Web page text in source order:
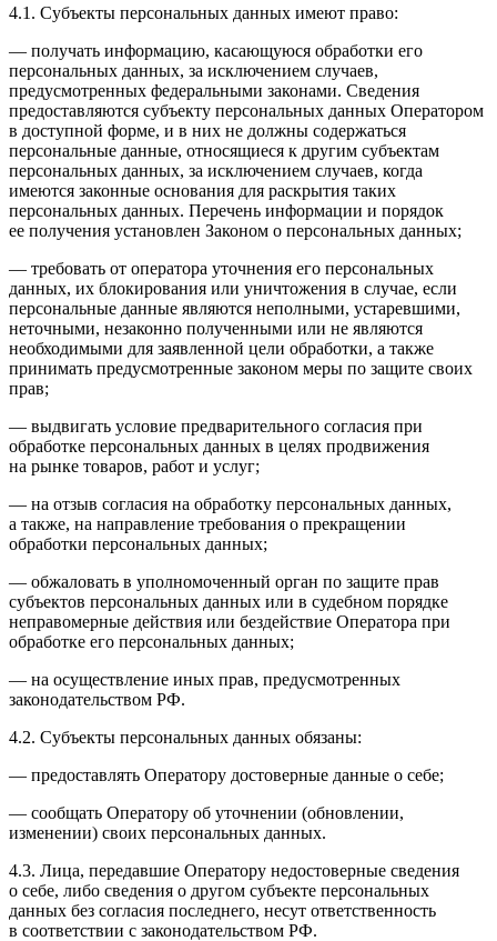
4.1. Субъекты персональных данных имеют право:
— получать информацию, касающуюся обработки его
персональных данных, за исключением случаев,
предусмотренных федеральными законами. Сведения
предоставляются субъекту персональных данных Оператором
в доступной форме, и в них не должны содержаться
персональные данные, относящиеся к другим субъектам
персональных данных, за исключением случаев, когда
имеются законные основания для раскрытия таких
персональных данных. Перечень информации и порядок
ее получения установлен Законом о персональных данных;
— требовать от оператора уточнения его персональных
данных, их блокирования или уничтожения в случае, если
персональные данные являются неполными, устаревшими,
неточными, незаконно полученными или не являются
необходимыми для заявленной цели обработки, а также
принимать предусмотренные законом меры по защите своих
прав;
— выдвигать условие предварительного согласия при
обработке персональных данных в целях продвижения
на рынке товаров, работ и услуг;
— на отзыв согласия на обработку персональных данных,
а также, на направление требования о прекращении
обработки персональных данных;
— обжаловать в уполномоченный орган по защите прав
субъектов персональных данных или в судебном порядке
неправомерные действия или бездействие Оператора при
обработке его персональных данных;
— на осуществление иных прав, предусмотренных
законодательством РФ.
4.2. Субъекты персональных данных обязаны:
— предоставлять Оператору достоверные данные о себе;
— сообщать Оператору об уточнении (обновлении,
изменении) своих персональных данных.
4.3. Лица, передавшие Оператору недостоверные сведения
о себе, либо сведения о другом субъекте персональных
данных без согласия последнего, несут ответственность
в соответствии с законодательством РФ.